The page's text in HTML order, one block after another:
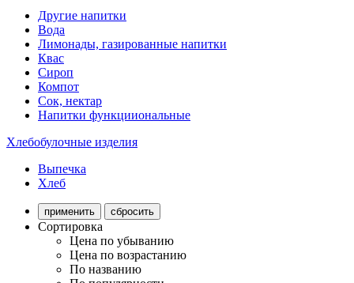
Другие напитки
Вода
Лимонады, газированные напитки
Квас
Сироп
Компот
Сок, нектар
Напитки функцииональные
Хлебобулочные изделия
Выпечка
Хлеб
применить сбросить
Сортировка
Цена по убыванию
Цена по возрастанию
По названию